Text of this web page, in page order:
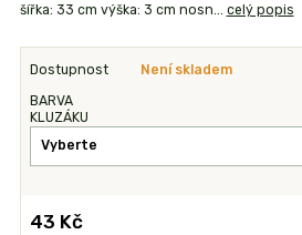
šířka: 33 cm výška: 3 cm nosn... celý popis
Dostupnost Není skladem
BARVA
KLUZÁKU
43 Kč